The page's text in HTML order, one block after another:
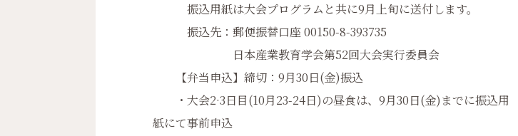
振込用紙は大会プログラムと共に9月上旬に送付します。
振込先：郵便振替口座 00150-8-393735
日本産業教育学会第52回大会実行委員会
【弁当申込】締切：9月30日(金)振込
・大会2·3日目(10月23-24日)の昼食は、9月30日(金)までに振込用
紙にて事前申込